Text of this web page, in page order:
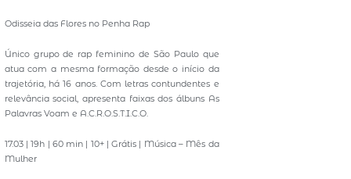
Odisseia das Flores no Penha Rap
Único grupo de rap feminino de São Paulo que
atua com a mesma formação desde o início da
trajetória, há 16 anos. Com letras contundentes e
relevância social, apresenta faixas dos álbuns As
Palavras Voam e A.C.R.O.S.T.I.C.O.
17.03 | 19h | 60 min | 10+ | Grátis | Música – Mês da
Mulher